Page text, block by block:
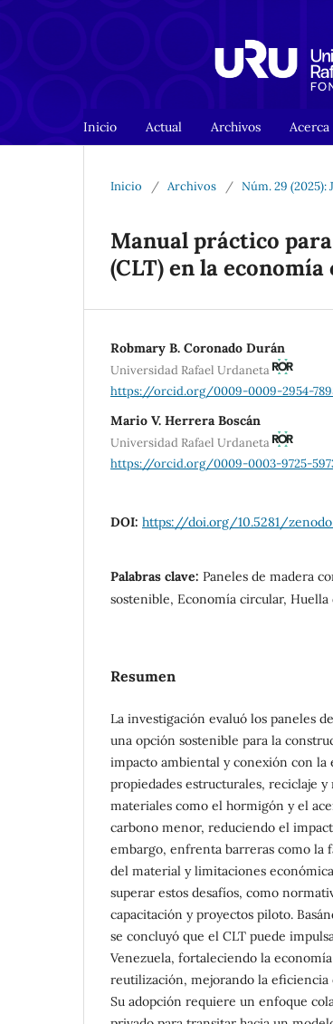
Inicio Actual Archivos Acerca
Inicio / Archivos / Núm. 29
Manual práctico
(CLT) en la
Robmary B. Coronado Durán
Universidad Rafael Urdaneta
https://orcid.org/0009-0009-2954-
Mario V. Herrera Boscán
Universidad Rafael Urdaneta
https://orcid.org/0009-0003-9725-
DOI: https://doi.org/10.5281/
Palabras clave: Paneles de madera
sostenible, Economía circular, Huella
Resumen
La investigación evaluó los paneles
una opción sostenible para la
impacto ambiental y conexión con la
propiedades estructurales, reciclaje
materiales como el hormigón y el
carbono menor, reduciendo el
embargo, enfrenta barreras como la
del material y limitaciones
superar estos desafíos, como
capacitación y proyectos piloto.
se concluyó que el CLT puede
Venezuela, fortaleciendo la
reutilización, mejorando la
Su adopción requiere un enfoque